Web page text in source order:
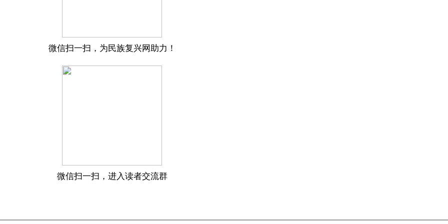
微信扫一扫，为民族复兴网助力！
微信扫一扫，进入读者交流群